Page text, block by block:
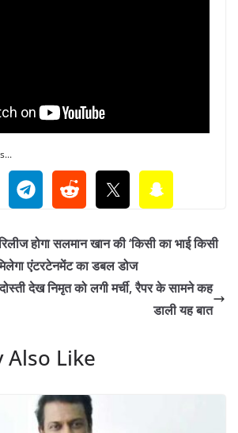
होगा सलमान खान की ‘किसी का भाई किसी
एंटरटेनमेंट का डबल डोज
देख निमृत को लगी मर्ची, रैपर के सामने कह
डाली यह बात
Also Like